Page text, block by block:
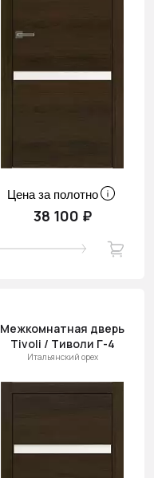
Цена за полотно
38 100 ₽
Межкомнатная дверь
Tivoli / Тиволи Г-4
Итальянский орех